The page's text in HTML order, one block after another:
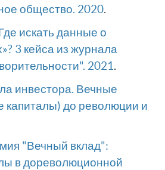
общество. 2020.
искать данные о
3 кейса из журнала
2021.
инвестора. Вечные
капиталы) до революции и
"Вечный вклад":
в дореволюционной